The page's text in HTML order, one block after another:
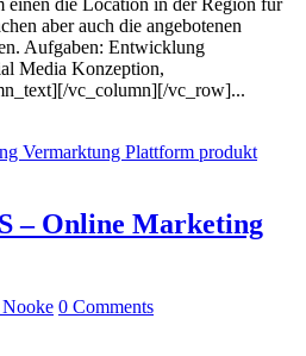
einen die Location in der Region für
aber auch die angebotenen
Aufgaben: Entwicklung
Media Konzeption,
vc_column][/vc_row]...
– Online Marketing
0 Comments